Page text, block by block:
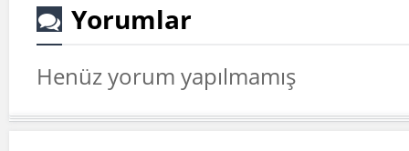
Yorumlar
Henüz yorum yapılmamış